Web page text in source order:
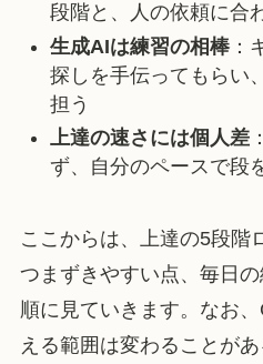
段階と、人の依頼に合
生成AIは練習の相棒：
探しを手伝ってもらい
担う
上達の速さには個人差
ず、自分のペースで段
ここからは、上達の5段階
つまずきやすい点、毎日
順に見ていきます。なお
える範囲は変わることが